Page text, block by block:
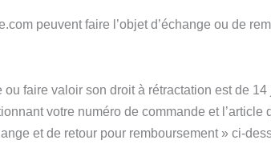
peuvent faire l’objet d’échange ou de
faire valoir son droit à rétractation est de
votre numéro de commande et
et de retour pour remboursement » ci-